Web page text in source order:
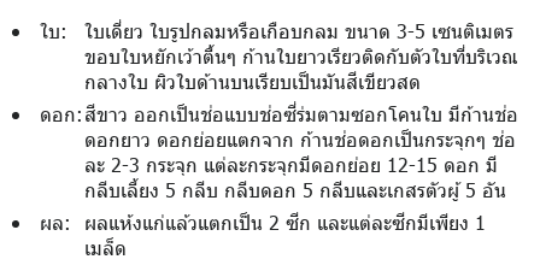
ใบ:
ใบเดี่ยว ใบรูปกลมหรือเกือบกลม ขนาด 3-5 เซนติเมตร
ขอบใบหยักเว้าตื้นๆ ก้านใบยาวเรียวติดกับตัวใบที่บริเวณ
กลางใบ ผิวใบด้านบนเรียบเป็นมันสีเขียวสด
ดอก:สีขาว ออกเป็นช่อแบบช่อซี่ร่มตามซอกโคนใบ มีก้านช่อ
ดอกยาว ดอกย่อยแตกจาก ก้านช่อดอกเป็นกระจุกๆ ช่อ
ละ 2-3 กระจุก แต่ละกระจุกมีดอกย่อย 12-15 ดอก มี
กลีบเลี้ยง 5 กลีบ กลีบดอก 5 กลีบและเกสรตัวผู้ 5 อัน
ผล:
ผลแห้งแก่แล้วแตกเป็น 2 ซีก และแต่ละซีกมีเพียง 1
เมล็ด